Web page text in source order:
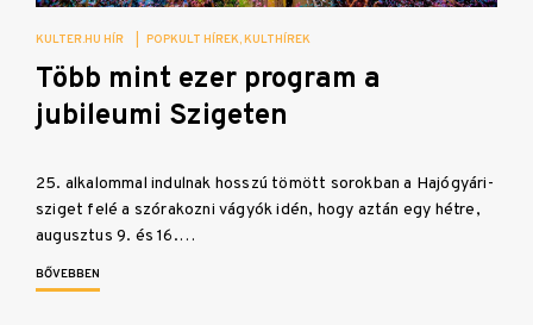
KULTER.HU HÍR POPKULT HÍREK KULTHÍREK
Több mint ezer program a
jubileumi Szigeten
25. alkalommal indulnak hosszú tömött sorokban a Hajógyári-
sziget felé a szórakozni vágyók idén, hogy aztán egy hétre,
augusztus 9. és 16.…
BŐVEBBEN